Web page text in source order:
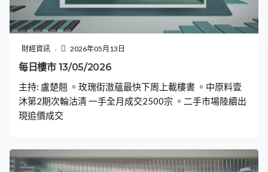
財經資訊 2026年05月13日
每日樓市 13/05/2026
主持: 盧楚翹 。玫瑰街滶蘊最快下周上載樓書 。中原料壹
沐第2期次輪沽清 一手全月成交2500宗 。二手市場陸續出
現追價成交